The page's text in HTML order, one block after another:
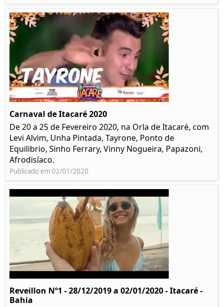
Carnaval de Itacaré 2020
De 20 a 25 de Fevereiro 2020, na Orla de Itacaré, com
Levi Alvim, Unha Pintada, Tayrone, Ponto de
Equilibrio, Sinho Ferrary, Vinny Nogueira, Papazoni,
Afrodisíaco.
Publicado em 02/01/2020
Reveillon Nº1 - 28/12/2019 a 02/01/2020 - Itacaré -
Bahia